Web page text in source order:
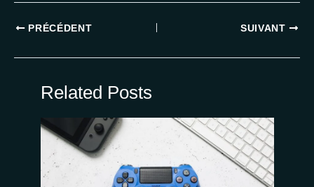
PRÉCÉDENT SUIVANT
Related Posts